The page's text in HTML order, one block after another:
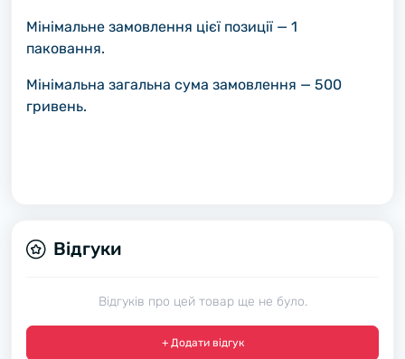
Мінімальне замовлення цієї позиції — 1
паковання.
Мінімальна загальна сума замовлення — 500
гривень.
Відгуки
Відгуків про цей товар ще не було.
+ Додати відгук